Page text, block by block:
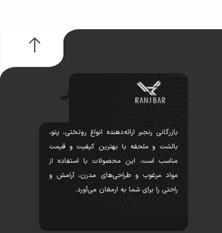
بازرگانی رنجبر ارائه‌دهنده انواع روتختی، پتو،
بالشت و ملحفه با بهترین کیفیت و قیمت
مناسب است. این محصولات با استفاده از
مواد مرغوب و طراحی‌های مدرن، آرامش و
راحتی را برای شما به ارمغان می‌آورد.